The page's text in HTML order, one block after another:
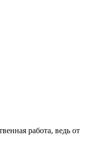
работа, ведь от